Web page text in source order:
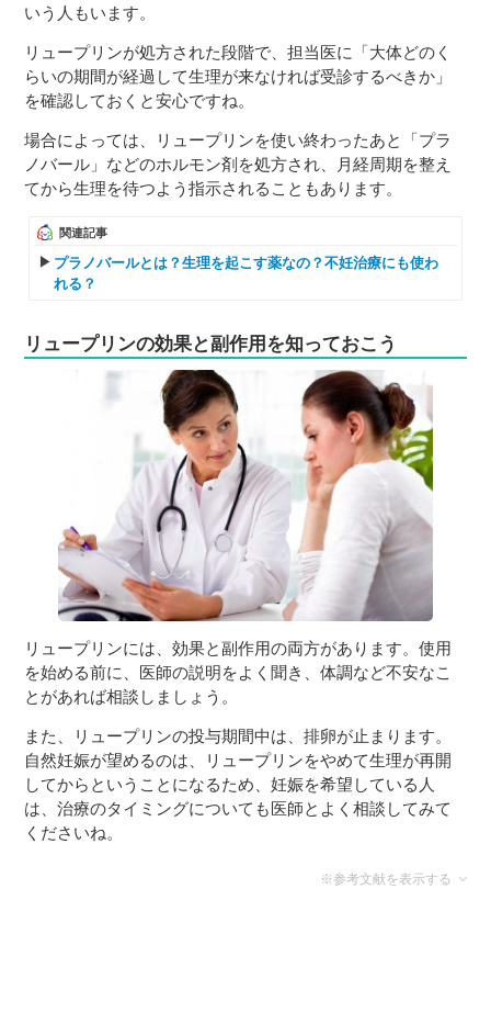
いう人もいます。
リュープリンが処方された段階で、担当医に「大体どのく
らいの期間が経過して生理が来なければ受診するべきか」
を確認しておくと安心ですね。
場合によっては、リュープリンを使い終わったあと「プラ
ノバール」などのホルモン剤を処方され、月経周期を整え
てから生理を待つよう指示されることもあります。
関連記事
プラノバールとは？生理を起こす薬なの？不妊治療にも使わ
れる？
リュープリンの効果と副作用を知っておこう
リュープリンには、効果と副作用の両方があります。使用
を始める前に、医師の説明をよく聞き、体調など不安なこ
とがあれば相談しましょう。
また、リュープリンの投与期間中は、排卵が止まります。
自然妊娠が望めるのは、リュープリンをやめて生理が再開
してからということになるため、妊娠を希望している人
は、治療のタイミングについても医師とよく相談してみて
くださいね。
※参考文献を表示する